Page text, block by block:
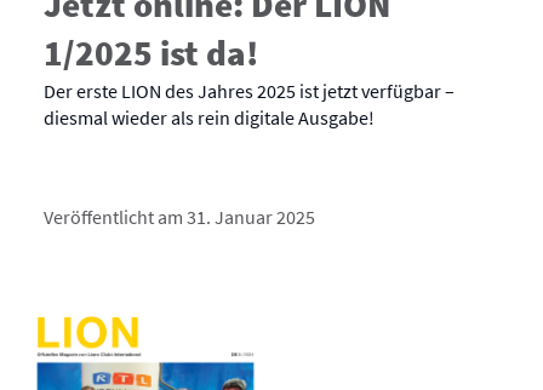
1/2025 ist da!
Der erste LION des Jahres 2025 ist jetzt verfügbar –
diesmal wieder als rein digitale Ausgabe!
Veröffentlicht am 31. Januar 2025